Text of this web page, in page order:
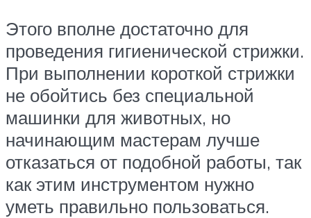
Этого вполне достаточно для
проведения гигиенической стрижки.
При выполнении короткой стрижки
не обойтись без специальной
машинки для животных, но
начинающим мастерам лучше
отказаться от подобной работы, так
как этим инструментом нужно
уметь правильно пользоваться.